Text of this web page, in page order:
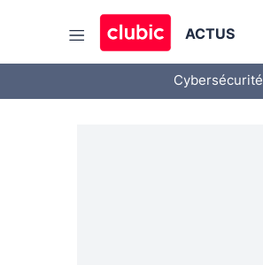
ACTUS
Cybersécurité